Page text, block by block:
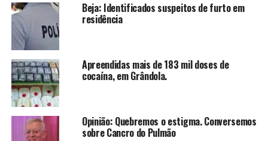
Beja: Identificados suspeitos de furto em
residência
Apreendidas mais de 183 mil doses de
cocaína, em Grândola.
Opinião: Quebremos o estigma. Conversemos
sobre Cancro do Pulmão